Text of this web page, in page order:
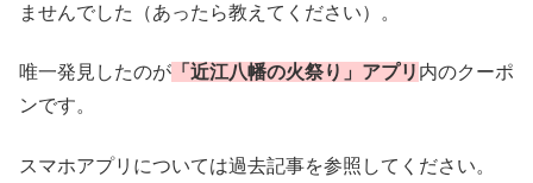
ませんでした（あったら教えてください）。
唯一発見したのが 「近江八幡の火祭り」アプリ 内のクーポ
ンです。
スマホアプリについては過去記事を参照してください。